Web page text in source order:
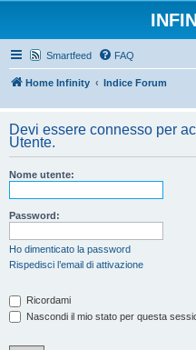
Smartfeed FAQ
Home Infinity Indice Forum
Devi essere connesso per
Utente.
Nome utente:
Password:
Ho dimenticato la password
Rispedisci l’email di attivazione
Ricordami
Nascondi il mio stato per questa